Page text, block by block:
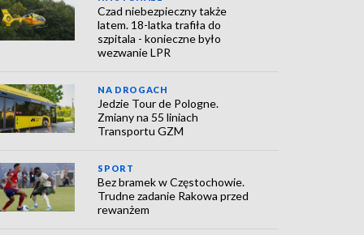
Czad niebezpieczny także
latem. 18-latka trafiła do
szpitala - konieczne było
wezwanie LPR
NA DROGACH
Jedzie Tour de Pologne.
Zmiany na 55 liniach
Transportu GZM
SPORT
Bez bramek w Częstochowie.
Trudne zadanie Rakowa przed
rewanżem